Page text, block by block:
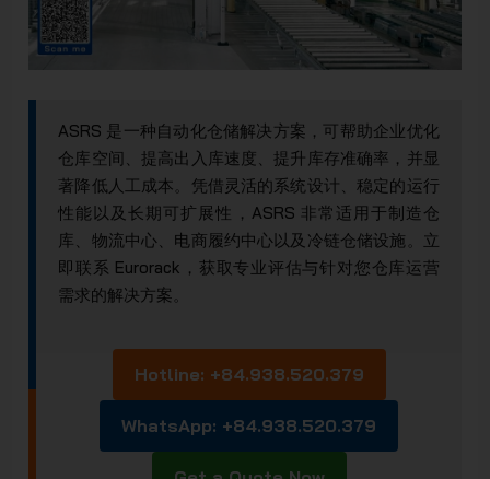
ASRS 是一种自动化仓储解决方案，可帮助企业优化
仓库空间、提高出入库速度、提升库存准确率，并显
著降低人工成本。凭借灵活的系统设计、稳定的运行
性能以及长期可扩展性，ASRS 非常适用于制造仓
库、物流中心、电商履约中心以及冷链仓储设施。立
即联系 Eurorack，获取专业评估与针对您仓库运营
需求的解决方案。
Hotline: +84.938.520.379
WhatsApp: +84.938.520.379